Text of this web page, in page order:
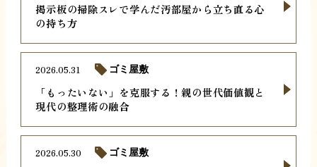
掲示板の掃除スレで学んだ汚部屋から立ち直る心
の持ち方
「もったいない」を克服する！親の世代価値観と
現代の整理術の融合
2026.05.31 ゴミ屋敷
2026.05.30 ゴミ屋敷